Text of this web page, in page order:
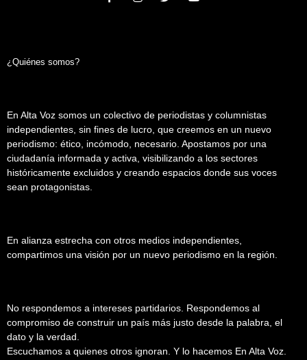
¿Quiénes somos?
En Alta Voz somos un colectivo de periodistas y columnistas
independientes, sin fines de lucro, que creemos en un nuevo
periodismo: ético, incómodo, necesario. Apostamos por una
ciudadanía informada y activa, visibilizando a los sectores
históricamente excluidos y creando espacios donde sus voces
sean protagonistas.
En alianza estrecha con otros medios independientes,
compartimos una visión por un nuevo periodismo en la región.
No respondemos a intereses partidarios. Respondemos al
compromiso de construir un país más justo desde la palabra, el
dato y la verdad.
Escuchamos a quienes otros ignoran. Y lo hacemos En Alta Voz.